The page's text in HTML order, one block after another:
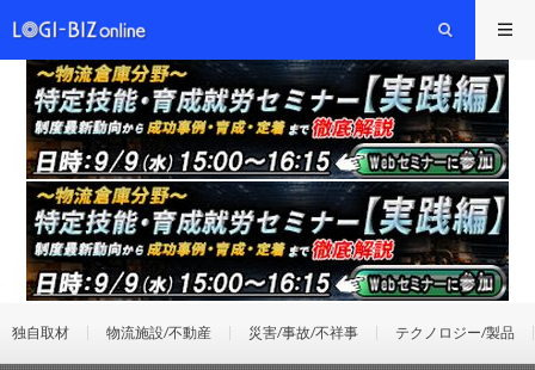
独自取材 物流施設/不動産 災害/事故/不祥事 テクノロジー/製品